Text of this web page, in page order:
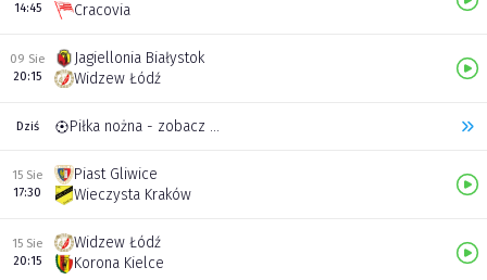
14:45
Cracovia
09 Sie
20:15
Jagiellonia Białystok
Widzew Łódź
Dziś Piłka nożna - zobacz inne transmisje
15 Sie
17:30
Piast Gliwice
Wieczysta Kraków
15 Sie
20:15
Widzew Łódź
Korona Kielce